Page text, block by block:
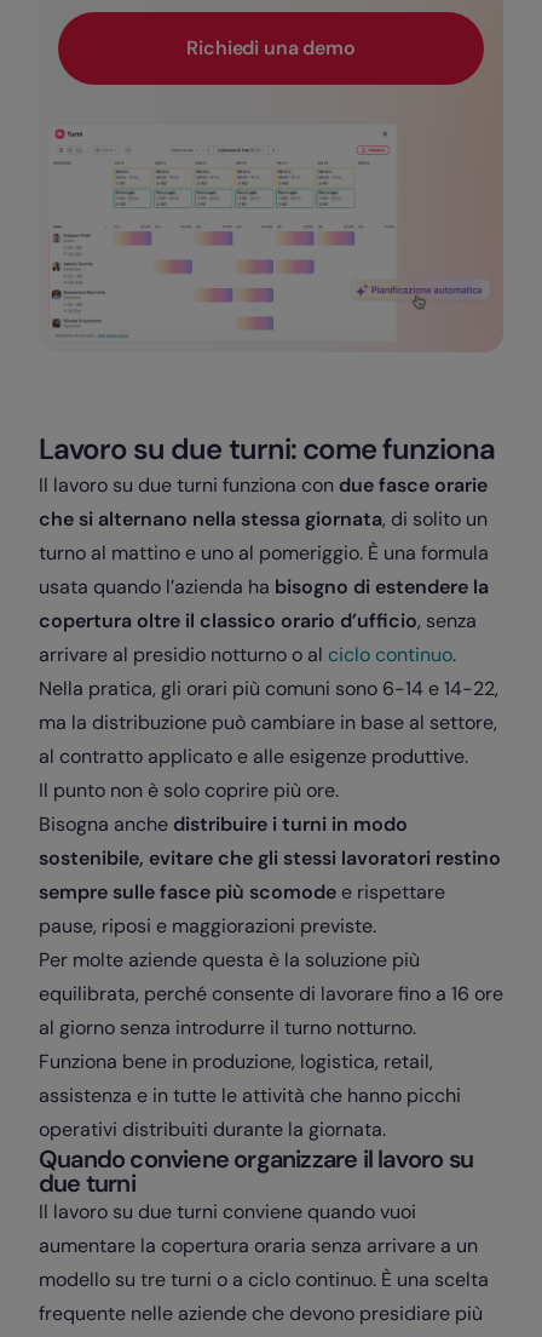
Richiedi una demo
Lavoro su due turni: come funziona
Il lavoro su due turni funziona con due fasce orarie
che si alternano nella stessa giornata, di solito un
turno al mattino e uno al pomeriggio. È una formula
usata quando l’azienda ha bisogno di estendere la
copertura oltre il classico orario d’ufficio, senza
arrivare al presidio notturno o al ciclo continuo.
Nella pratica, gli orari più comuni sono 6-14 e 14-22,
ma la distribuzione può cambiare in base al settore,
al contratto applicato e alle esigenze produttive.
Il punto non è solo coprire più ore.
Bisogna anche distribuire i turni in modo
sostenibile, evitare che gli stessi lavoratori restino
sempre sulle fasce più scomode e rispettare
pause, riposi e maggiorazioni previste.
Per molte aziende questa è la soluzione più
equilibrata, perché consente di lavorare fino a 16 ore
al giorno senza introdurre il turno notturno.
Funziona bene in produzione, logistica, retail,
assistenza e in tutte le attività che hanno picchi
operativi distribuiti durante la giornata.
Quando conviene organizzare il lavoro su
due turni
Il lavoro su due turni conviene quando vuoi
aumentare la copertura oraria senza arrivare a un
modello su tre turni o a ciclo continuo. È una scelta
frequente nelle aziende che devono presidiare più